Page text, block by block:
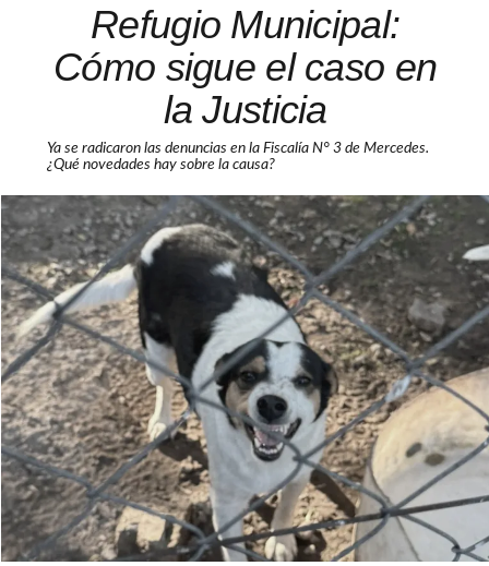
Refugio Municipal:
Cómo sigue el caso en
la Justicia
Ya se radicaron las denuncias en la Fiscalía N° 3 de Mercedes.
¿Qué novedades hay sobre la causa?